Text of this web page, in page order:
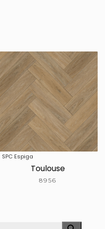
SPC Espiga
Toulouse
8956